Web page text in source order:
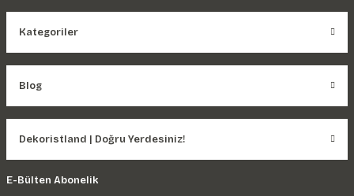
Kategoriler
Blog
Dekoristland | Doğru Yerdesiniz!
E-Bülten Abonelik